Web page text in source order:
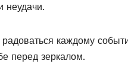
неудачи.
каждому
перед зеркалом.